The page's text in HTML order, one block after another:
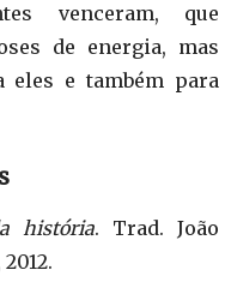
venceram, que
de energia, mas
eles e também para
história. Trad. João